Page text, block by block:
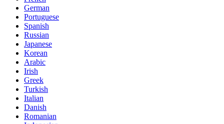
German
Portuguese
Spanish
Russian
Japanese
Korean
Arabic
Irish
Greek
Turkish
Italian
Danish
Romanian